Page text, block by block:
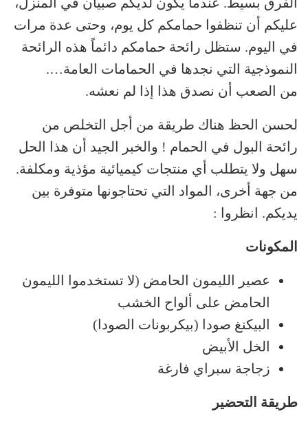
عليكم أن تنظفوا حمامكم كل يوم، وحتى عدة مرات
في اليوم. ستظل رائحة حمامكم دائماً هذه الرائحة
النموذجية التي نجدها في الحمامات العامة….
من الصعب أن نصدق هذا إذا لم نعشه.
لحسن الحظ هناك طريقة من أجل التخلص من
رائحة البول في الحمام ! والخبر الجيد أن هذا الحل
سهل ولا يتطلب أي منتجات كيميائية مؤذية ومكلفة.
من جهة أخرى، المواد التي تحتاجونها متوفرة بين
يديكم. انظروا :
المكونات
عصير الليمون الحامض (لا تستخدموا الليمون
الحامض على ألواح الخشب
البيكنغ صودا (بيكربونات الصودا)
الخل الأبيض
زجاجة سبراي فارغة
طريقة التحضير